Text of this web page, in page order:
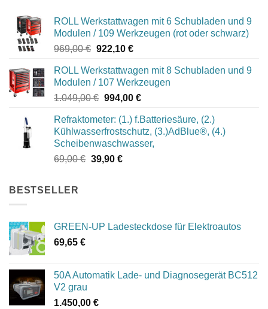
ROLL Werkstattwagen mit 6 Schubladen und 9
Modulen / 109 Werkzeugen (rot oder schwarz)
969,00€ Ursprünglicher
war:
969,00 €
922,10 €Aktueller
ist:
922,10 €.
ROLL Werkstattwagen mit 8 Schubladen und 9
Modulen / 107 Werkzeugen
1.049,00€ Ursprünglicher
war:
1.049,00 €
994,00 €Aktueller
ist:
994,00 €.
Refraktometer: (1.) f.Batteriesäure, (2.)
Kühlwasserfrostschutz, (3.)AdBlue®, (4.)
Scheibenwaschwasser,
69,00€ Ursprünglicher
39,90 €Aktueller
BESTSELLER
GREEN-UP Ladesteckdose für Elektroautos
69,65 €
50A Automatik Lade- und Diagnosegerät BC512
V2 grau
1.450,00 €